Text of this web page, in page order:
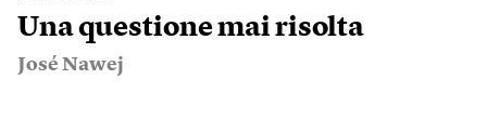
Una questione mai risolta
José Nawej